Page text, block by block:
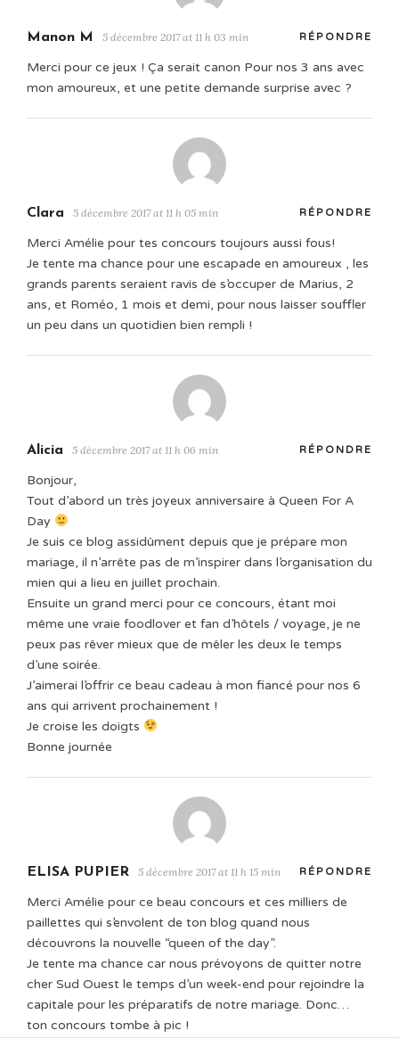
Manon M 5 décembre 2017 at 11 h 03 min RÉPONDRE
Merci pour ce jeux ! Ça serait canon Pour nos 3 ans avec
mon amoureux, et une petite demande surprise avec ?
Clara 5 décembre 2017 at 11 h 05 min RÉPONDRE
Merci Amélie pour tes concours toujours aussi fous!
Je tente ma chance pour une escapade en amoureux , les
grands parents seraient ravis de s’occuper de Marius, 2
ans, et Roméo, 1 mois et demi, pour nous laisser souffler
un peu dans un quotidien bien rempli !
Alicia 5 décembre 2017 at 11 h 06 min RÉPONDRE
Bonjour,
Tout d’abord un très joyeux anniversaire à Queen For A
Day
Je suis ce blog assidûment depuis que je prépare mon
mariage, il n’arrête pas de m’inspirer dans l’organisation du
mien qui a lieu en juillet prochain.
Ensuite un grand merci pour ce concours, étant moi
même une vraie foodlover et fan d’hôtels / voyage, je ne
peux pas rêver mieux que de mêler les deux le temps
d’une soirée.
J’aimerai l’offrir ce beau cadeau à mon fiancé pour nos 6
ans qui arrivent prochainement !
Je croise les doigts
Bonne journée
ELISA PUPIER 5 décembre 2017 at 11 h 15 min RÉPONDRE
Merci Amélie pour ce beau concours et ces milliers de
paillettes qui s’envolent de ton blog quand nous
découvrons la nouvelle “queen of the day”.
Je tente ma chance car nous prévoyons de quitter notre
cher Sud Ouest le temps d’un week-end pour rejoindre la
capitale pour les préparatifs de notre mariage. Donc…
ton concours tombe à pic !